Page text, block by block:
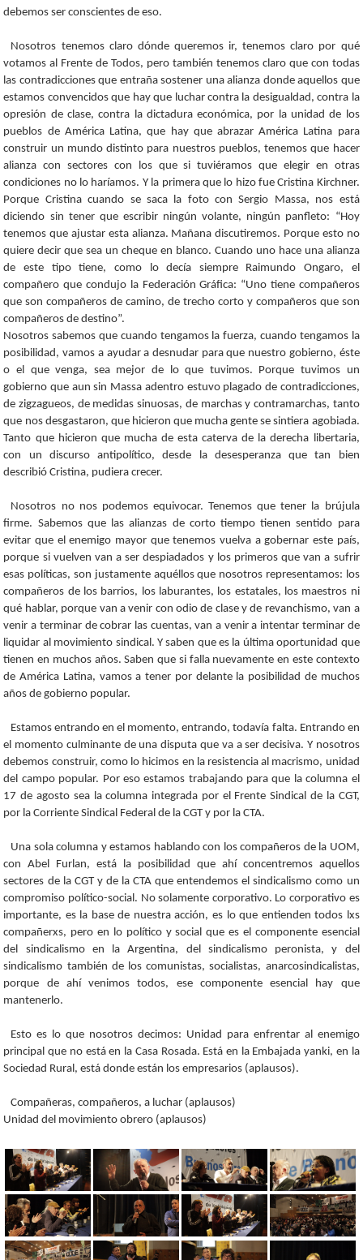
debemos ser conscientes de eso.
Nosotros tenemos claro dónde queremos ir, tenemos claro por qué
votamos al Frente de Todos, pero también tenemos claro que con todas
las contradicciones que entraña sostener una alianza donde aquellos que
estamos convencidos que hay que luchar contra la desigualdad, contra la
opresión de clase, contra la dictadura económica, por la unidad de los
pueblos de América Latina, que hay que abrazar América Latina para
construir un mundo distinto para nuestros pueblos, tenemos que hacer
alianza con sectores con los que si tuviéramos que elegir en otras
condiciones no lo haríamos. Y la primera que lo hizo fue Cristina Kirchner.
Porque Cristina cuando se saca la foto con Sergio Massa, nos está
diciendo sin tener que escribir ningún volante, ningún panfleto: “Hoy
tenemos que ajustar esta alianza. Mañana discutiremos. Porque esto no
quiere decir que sea un cheque en blanco. Cuando uno hace una alianza
de este tipo tiene, como lo decía siempre Raimundo Ongaro, el
compañero que condujo la Federación Gráfica: “Uno tiene compañeros
que son compañeros de camino, de trecho corto y compañeros que son
compañeros de destino”.
Nosotros sabemos que cuando tengamos la fuerza, cuando tengamos la
posibilidad, vamos a ayudar a desnudar para que nuestro gobierno, éste
o el que venga, sea mejor de lo que tuvimos. Porque tuvimos un
gobierno que aun sin Massa adentro estuvo plagado de contradicciones,
de zigzagueos, de medidas sinuosas, de marchas y contramarchas, tanto
que nos desgastaron, que hicieron que mucha gente se sintiera agobiada.
Tanto que hicieron que mucha de esta caterva de la derecha libertaria,
con un discurso antipolítico, desde la desesperanza que tan bien
describió Cristina, pudiera crecer.
Nosotros no nos podemos equivocar. Tenemos que tener la brújula
firme. Sabemos que las alianzas de corto tiempo tienen sentido para
evitar que el enemigo mayor que tenemos vuelva a gobernar este país,
porque si vuelven van a ser despiadados y los primeros que van a sufrir
esas políticas, son justamente aquéllos que nosotros representamos: los
compañeros de los barrios, los laburantes, los estatales, los maestros ni
qué hablar, porque van a venir con odio de clase y de revanchismo, van a
venir a terminar de cobrar las cuentas, van a venir a intentar terminar de
liquidar al movimiento sindical. Y saben que es la última oportunidad que
tienen en muchos años. Saben que si falla nuevamente en este contexto
de América Latina, vamos a tener por delante la posibilidad de muchos
años de gobierno popular.
Estamos entrando en el momento, entrando, todavía falta. Entrando en
el momento culminante de una disputa que va a ser decisiva. Y nosotros
debemos construir, como lo hicimos en la resistencia al macrismo, unidad
del campo popular. Por eso estamos trabajando para que la columna el
17 de agosto sea la columna integrada por el Frente Sindical de la CGT,
por la Corriente Sindical Federal de la CGT y por la CTA.
Una sola columna y estamos hablando con los compañeros de la UOM,
con Abel Furlan, está la posibilidad que ahí concentremos aquellos
sectores de la CGT y de la CTA que entendemos el sindicalismo como un
compromiso político-social. No solamente corporativo. Lo corporativo es
importante, es la base de nuestra acción, es lo que entienden todos lxs
compañerxs, pero en lo político y social que es el componente esencial
del sindicalismo en la Argentina, del sindicalismo peronista, y del
sindicalismo también de los comunistas, socialistas, anarcosindicalistas,
porque de ahí venimos todos, ese componente esencial hay que
mantenerlo.
Esto es lo que nosotros decimos: Unidad para enfrentar al enemigo
principal que no está en la Casa Rosada. Está en la Embajada yanki, en la
Sociedad Rural, está donde están los empresarios (aplausos).
Compañeras, compañeros, a luchar (aplausos)
Unidad del movimiento obrero (aplausos)